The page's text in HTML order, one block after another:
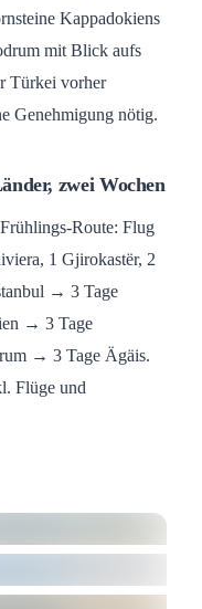
Kappadokiens
mit Blick aufs
Türkei vorher
Genehmigung nötig.
zwei Wochen
Route: Flug
1 Gjirokastër, 2
→ 3 Tage
→ 3 Tage
→ 3 Tage Ägäis.
Flüge und